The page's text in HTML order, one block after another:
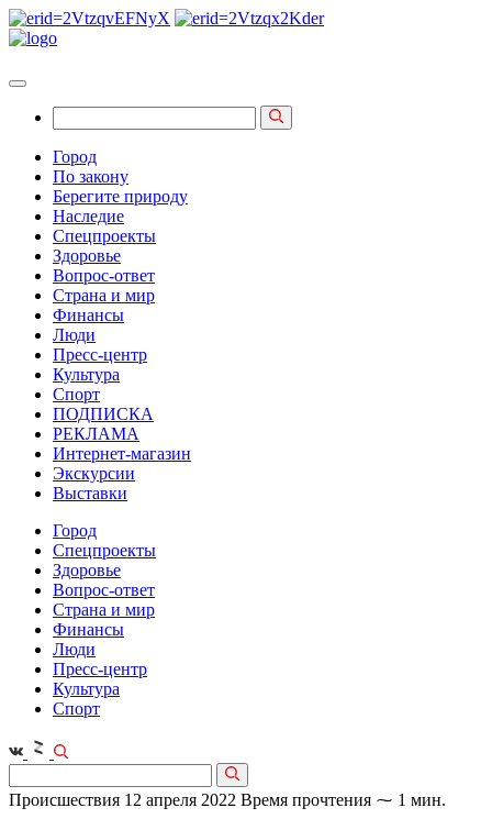
Город
По закону
Берегите природу
Наследие
Спецпроекты
Здоровье
Вопрос-ответ
Страна и мир
Финансы
Люди
Пресс-центр
Культура
Спорт
ПОДПИСКА
РЕКЛАМА
Интернет-магазин
Экскурсии
Выставки
Город
Спецпроекты
Здоровье
Вопрос-ответ
Страна и мир
Финансы
Люди
Пресс-центр
Культура
Спорт
Происшествия 12 апреля 2022 Время прочтения ⁓ 1 мин.